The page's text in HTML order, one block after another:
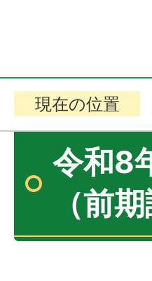
現在の位置
令和8
（前